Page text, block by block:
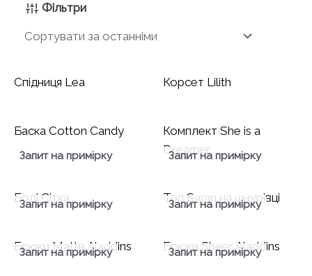
Фільтри
Спідниця Lea Корсет Lilith
Баска Cotton Candy
Комплект She is a
Dreamer
Запит на примірку
Боді Сітка
Запит на примірку
Топ Swan на шнурівці
Запит на примірку
Брюки Matte Aladdins
Запит на примірку
Брюки Sheer Aladdins
Запит на примірку Запит на примірку